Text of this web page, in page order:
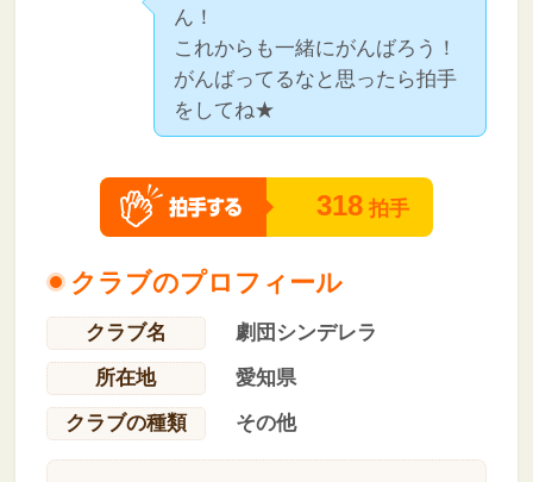
ん！
これからも一緒にがんばろう！
がんばってるなと思ったら拍手
をしてね★
318 拍手
クラブのプロフィール
クラブ名
劇団シンデレラ
所在地
愛知県
クラブの種類
その他